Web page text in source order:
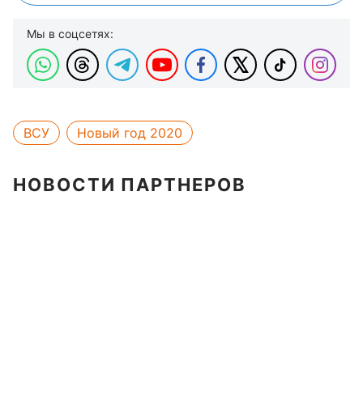
Мы в соцсетях:
ВСУ Новый год 2020
НОВОСТИ ПАРТНЕРОВ